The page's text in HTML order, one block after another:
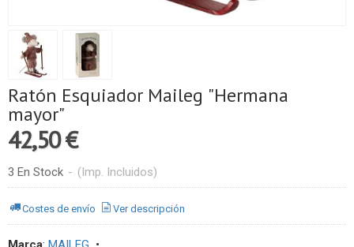
​Ratón Esquiador Maileg "Hermana
mayor"
42,50 €
3 En Stock - (Imp. Incluidos)
Costes de envío Ver descripción